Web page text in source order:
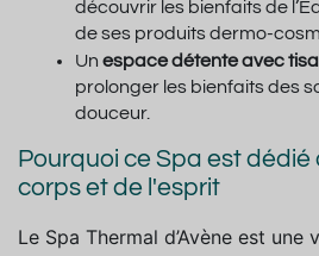
découvrir les bienfaits de
de ses produits dermo-
Un espace détente avec
prolonger les bienfaits des
douceur.
Pourquoi ce Spa est
corps et de l'esprit
Le Spa Thermal d’Avène est une